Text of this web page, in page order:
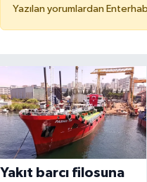
Yazılan yorumlardan
Yakıt barcı filosuna